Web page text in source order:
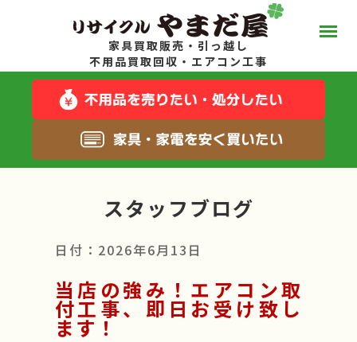
家具買取販売・引っ越し
不用品買取回収・エアコン工事
スタッフブログ
日付：2026年6月13日
当店の強み！エアコン取
付工事、即日お受け致し
ます！
やまだ屋って？
スタッフブログ
キャンペーン一覧
サービス一覧
料金について